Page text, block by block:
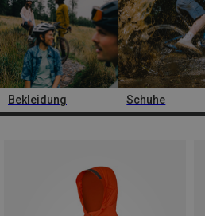
Bekleidung Schuhe